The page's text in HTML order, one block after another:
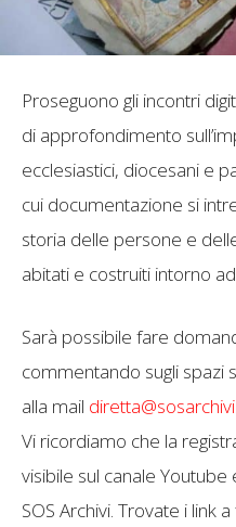
Proseguono gli incontri
di approfondimento
ecclesiastici, diocesani e
cui documentazione si
storia delle persone e
abitati e costruiti intorno
Sarà possibile fare
commentando sugli spazi
alla mail
Vi ricordiamo che la
visibile sul canale
SOS Archivi. Trovate i link